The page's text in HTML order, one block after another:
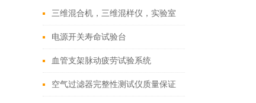
三维混合机，三维混样仪，实验室
粉末混合机，摇摆式混合机
电源开关寿命试验台
血管支架脉动疲劳试验系统
空气过滤器完整性测试仪质量保证